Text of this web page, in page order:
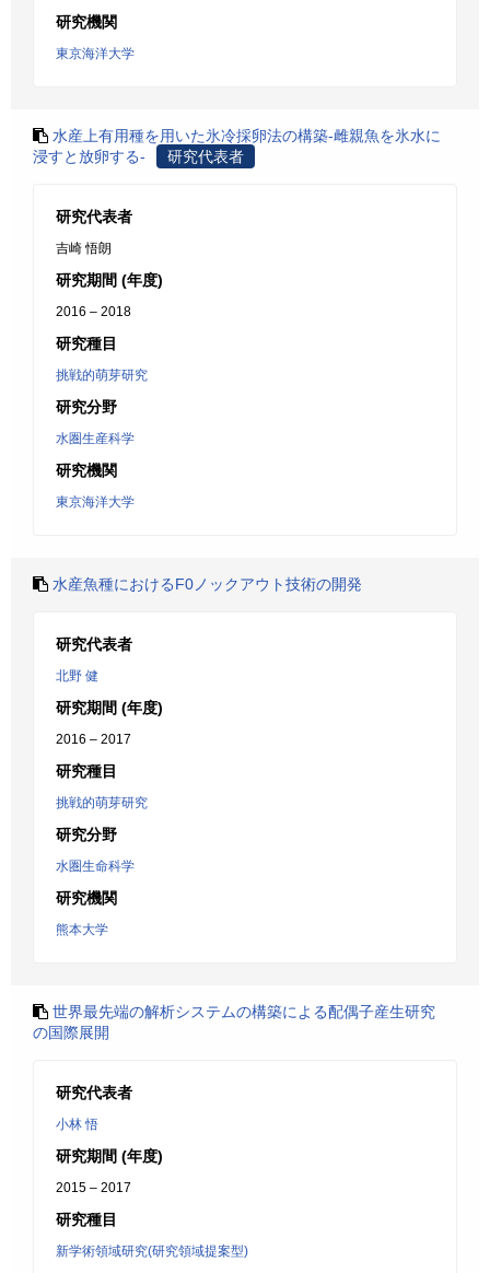
研究機関
東京海洋大学
水産上有用種を用いた氷冷採卵法の構築-雌親魚を氷水に
浸すと放卵する-
研究代表者
研究代表者
吉崎 悟朗
研究期間 (年度)
2016 – 2018
研究種目
挑戦的萌芽研究
研究分野
水圏生産科学
研究機関
東京海洋大学
水産魚種におけるF0ノックアウト技術の開発
研究代表者
北野 健
研究期間 (年度)
2016 – 2017
研究種目
挑戦的萌芽研究
研究分野
水圏生命科学
研究機関
熊本大学
世界最先端の解析システムの構築による配偶子産生研究
の国際展開
研究代表者
小林 悟
研究期間 (年度)
2015 – 2017
研究種目
新学術領域研究(研究領域提案型)